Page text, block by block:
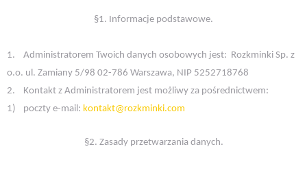
§1. Informacje podstawowe.
1. Administratorem Twoich danych osobowych jest: Rozkminki Sp. z
o.o. ul. Zamiany 5/98 02-786 Warszawa, NIP 5252718768
2.
Kontakt z Administratorem jest możliwy za pośrednictwem:
1)
poczty e-mail: kontakt@rozkminki.com
§2. Zasady przetwarzania danych.